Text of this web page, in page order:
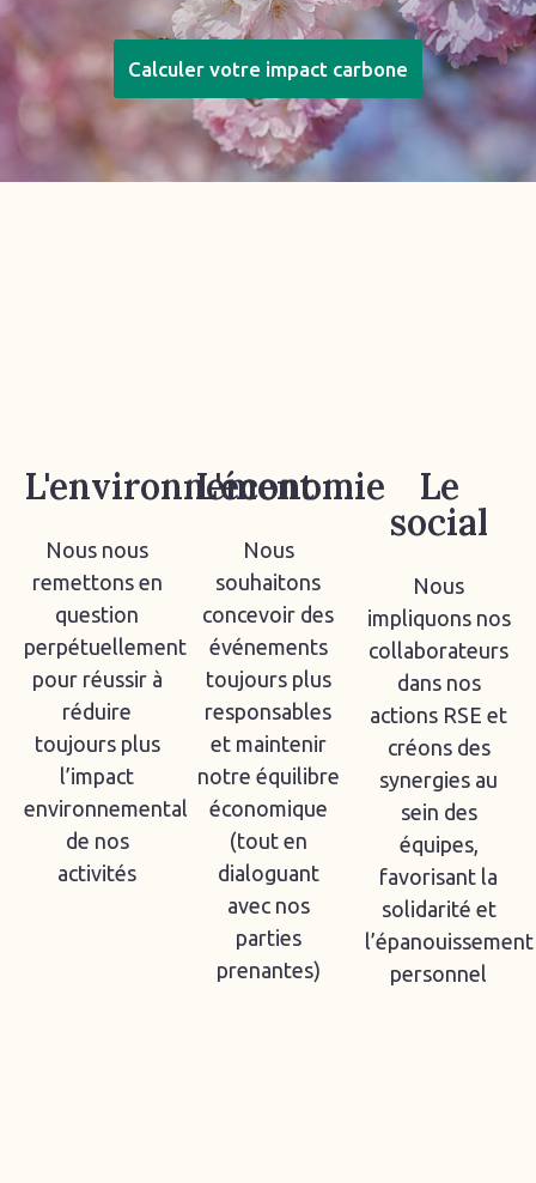
Calculer votre impact carbone
L'environnement
Nous nous
remettons en
question
perpétuellement
pour réussir à
réduire
toujours plus
l’impact
environnemental
de nos
activités
L'économie
Nous
souhaitons
concevoir des
événements
toujours plus
responsables
et maintenir
notre équilibre
économique
(tout en
dialoguant
avec nos
parties
prenantes)
Le
social
Nous
impliquons nos
collaborateurs
dans nos
actions RSE et
créons des
synergies au
sein des
équipes,
favorisant la
solidarité et
l’épanouissement
personnel